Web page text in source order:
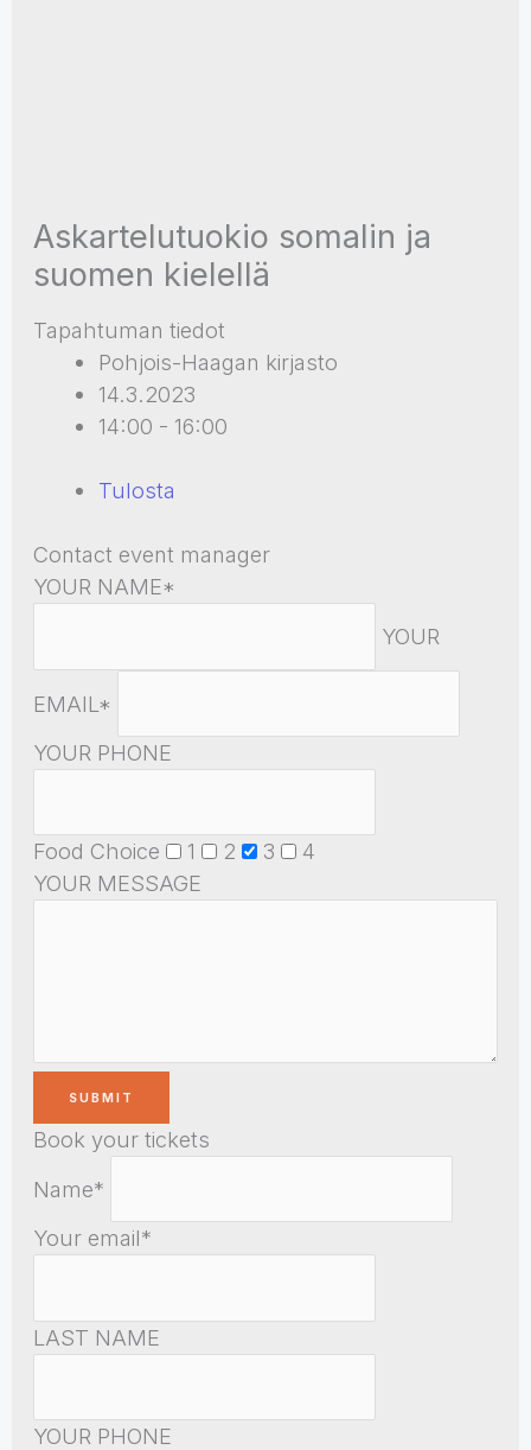
Askartelutuokio somalin ja
suomen kielellä
Tapahtuman tiedot
Pohjois-Haagan kirjasto
14.3.2023
14:00 - 16:00
Tulosta
Contact event manager
YOUR NAME*
YOUR
EMAIL*
YOUR PHONE
Food Choice 1 2 3
4
YOUR MESSAGE
Book your tickets
Name*
Your email*
LAST NAME
YOUR PHONE